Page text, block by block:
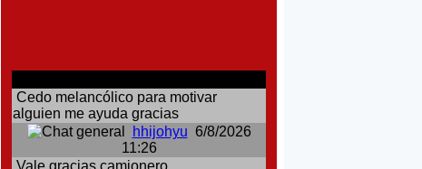
Cedo melancólico para motivar
alguien me ayuda gracias
hhijohyu 6/8/2026
11:26
Vale gracias camionero